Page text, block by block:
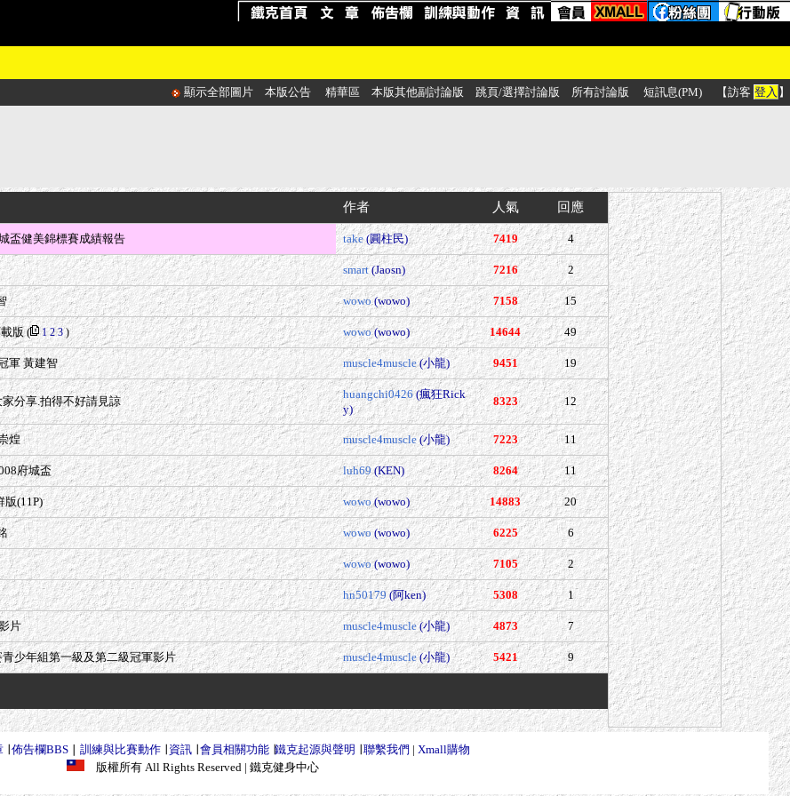
顯示全部圖片 本版公告 精華區 本版其他副討論版 跳頁/選擇討論版 所有討論版 短訊息(PM) 【訪客 登入 】
作者 人氣 回應
盃健美錦標賽成績報告 take (圓柱民) 7419 4
smart (Jaosn) 7216 2
wowo (wowo) 7158 15
載版( 1 2 3) wowo (wowo) 14644 49
軍 黃建智 muscle4muscle (小龍) 9451 19
分享.拍得不好請見諒
huangchi0426 (瘋狂Rick
y)
8323 12
煌 muscle4muscle (小龍) 7223 11
府城盃 luh69 (KEN) 8264 11
版(11P) wowo (wowo) 14883 20
wowo (wowo) 6225 6
wowo (wowo) 7105 2
hn50179 (阿ken) 5308 1
片 muscle4muscle (小龍) 4873 7
少年組第一級及第二級冠軍影片 muscle4muscle (小龍) 5421 9
∣佈告欄BBS ∣訓練與比賽動作 資訊 ∣會員相關功能 ∣鐵克起源與聲明 ∣聯繫我們 |Xmall購物
版權所有 All Rights Reserved | 鐵克健身中心